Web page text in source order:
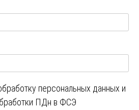
персональных данных и
ПДн в ФСЭ